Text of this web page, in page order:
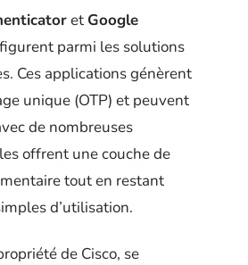
et Google
figurent parmi les solutions
Ces applications génèrent
unique (OTP) et peuvent
de nombreuses
offrent une couche de
tout en restant
d’utilisation.
de Cisco, se